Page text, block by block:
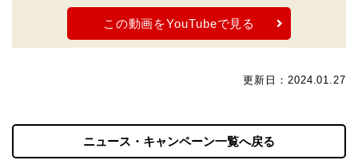
この動画をYouTubeで見る
更新日：2024.01.27
ニュース・キャンペーン一覧へ戻る